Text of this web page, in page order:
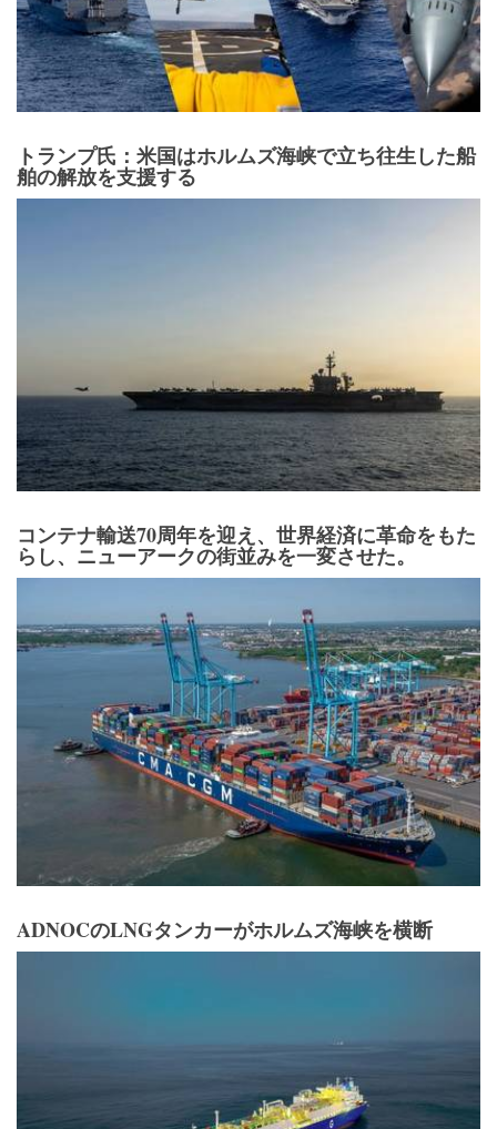
トランプ氏：米国はホルムズ海峡で立ち往生した船
舶の解放を支援する
コンテナ輸送70周年を迎え、世界経済に革命をもた
らし、ニューアークの街並みを一変させた。
ADNOCのLNGタンカーがホルムズ海峡を横断